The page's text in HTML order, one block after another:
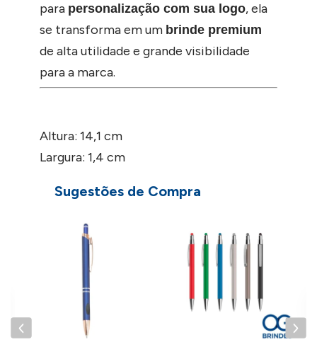
para personalização com sua logo, ela
se transforma em um brinde premium
de alta utilidade e grande visibilidade
para a marca.
Altura: 14,1 cm
Largura: 1,4 cm
Sugestões de Compra